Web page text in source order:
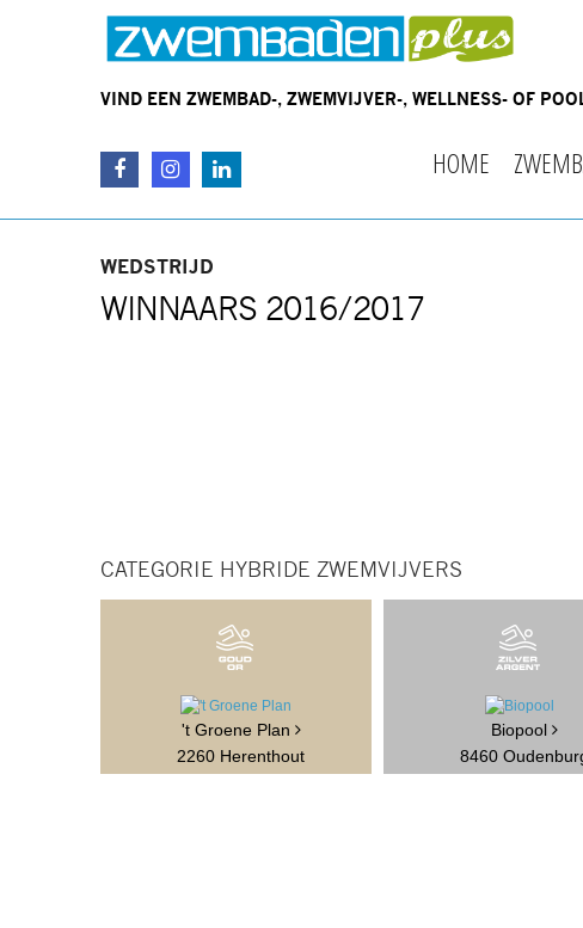
VIND EEN ZWEMBAD-, ZWEMVIJVER-, WELLNESS- OF
HOME
WEDSTRIJD
WINNAARS 2016/2017
CATEGORIE HYBRIDE ZWEMVIJVERS
't Groene Plan
2260 Herenthout
Biopool
8460